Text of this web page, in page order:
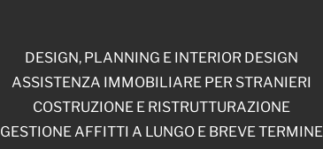
DESIGN, PLANNING E INTERIOR DESIGN
ASSISTENZA IMMOBILIARE PER STRANIERI
COSTRUZIONE E RISTRUTTURAZIONE
GESTIONE AFFITTI A LUNGO E BREVE TERMINE